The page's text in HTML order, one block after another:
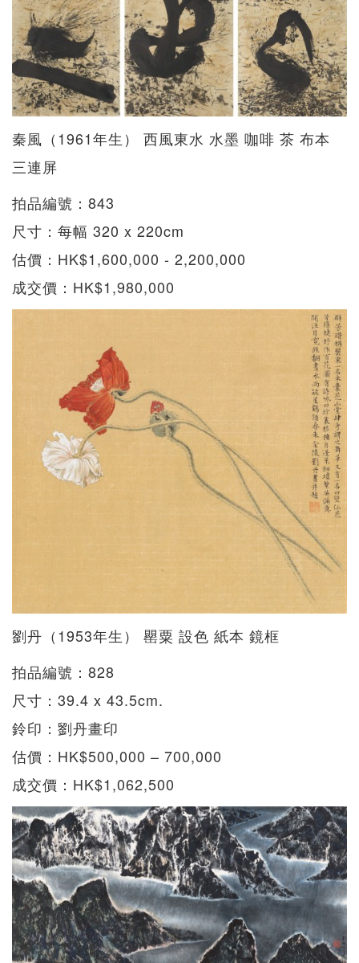
秦風（1961年生） 西風東水 水墨 咖啡 茶 布本
三連屏
拍品編號：843
尺寸：每幅 320 x 220cm
估價：HK$1,600,000 - 2,200,000
成交價：HK$1,980,000
劉丹（1953年生） 罌粟 設色 紙本 鏡框
拍品編號：828
尺寸：39.4 x 43.5cm.
鈴印：劉丹畫印
估價：HK$500,000 – 700,000
成交價：HK$1,062,500